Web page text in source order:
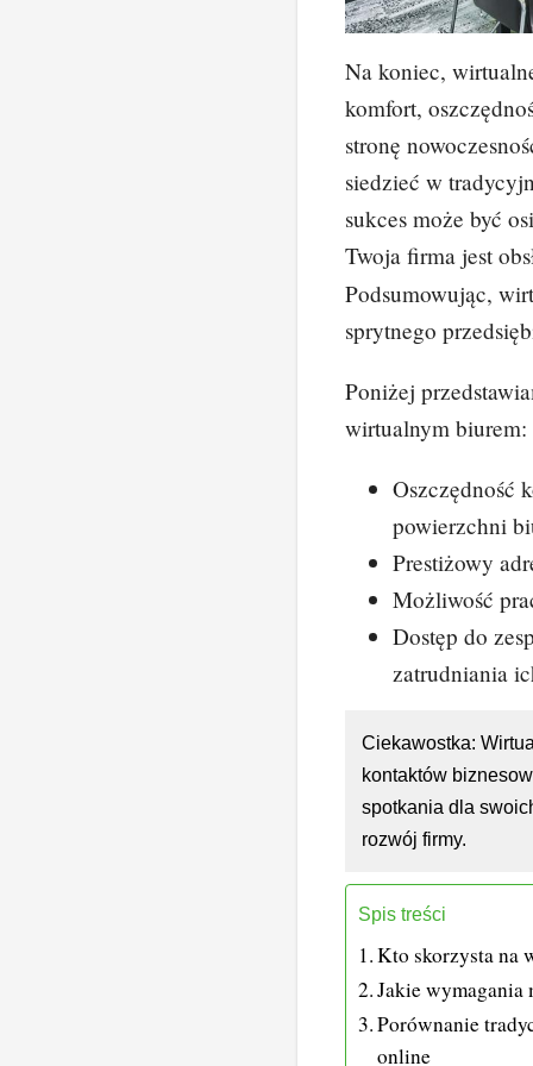
Na koniec,
komfort,
stronę
siedzieć w
sukces może być
Twoja firma jest
Podsumowując,
sprytnego
Poniżej
wirtualnym biurem:
Oszczędność
powierzchni
Prestiżowy
Możliwość
Dostęp do
zatrudniania
Ciekawostka:
kontaktów
spotkania dla
rozwój firmy.
Spis treści
Kto skorzysta na
Jakie wymagania
Porównanie
online